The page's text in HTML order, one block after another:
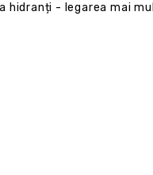
hidranți - legarea mai